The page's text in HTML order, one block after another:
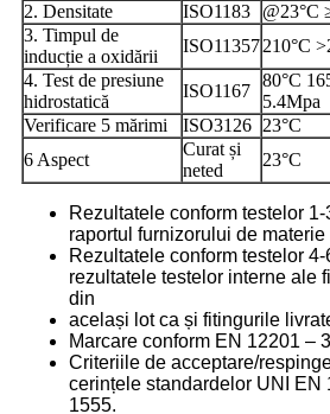
2. Densitate
ISO1183 @23°C
3. Timpul de
inducție a oxidării
ISO11357210°C
4. Test de presiune
hidrostatică
ISO1167
80°C
5.4Mpa
Verificare 5 mărimi
ISO3126 23°C
6 Aspect
Curat și
neted
23°C
Rezultatele conform testelor
raportul furnizorului de materie
Rezultatele conform testelor
rezultatele testelor interne ale
din
același lot ca și fitingurile
Marcare conform EN 12201 –
Criteriile de acceptare/
cerințele standardelor UNI EN
1555.